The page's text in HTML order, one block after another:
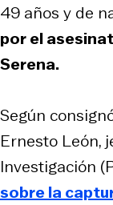
49 años y de
por el
Serena.
Según
Ernesto León,
Investigación
sobre la